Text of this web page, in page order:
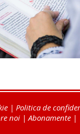
| Politica de
noi |Abonamente |